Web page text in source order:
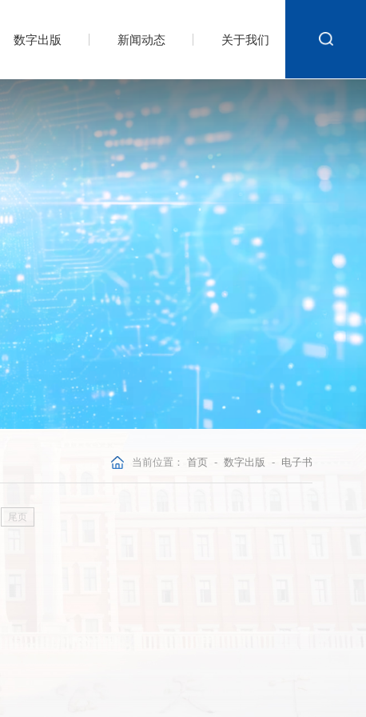
数字出版 新闻动态 关于我们
当前位置： 首页- 数字出版 - 电子书
尾页